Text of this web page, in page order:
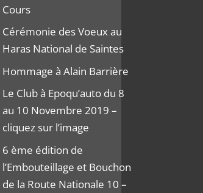
Cours
Cérémonie des Voeux au
Haras National de Saintes
Hommage à Alain Barrière
Le Club à Epoqu’auto du 8
au 10 Novembre 2019 –
cliquez sur l’image
6 ème édition de
l’Embouteillage et Bouchon
de la Route Nationale 10 –